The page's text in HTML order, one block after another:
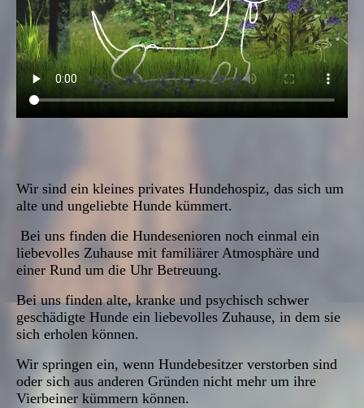
Wir sind ein kleines privates Hundehospiz, das sich um
alte und ungeliebte Hunde kümmert.
Bei uns finden die Hundesenioren noch einmal ein
liebevolles Zuhause mit familiärer Atmosphäre und
einer Rund um die Uhr Betreuung.
Bei uns finden alte, kranke und psychisch schwer
geschädigte Hunde ein liebevolles Zuhause, in dem sie
sich erholen können.
Wir springen ein, wenn Hundebesitzer verstorben sind
oder sich aus anderen Gründen nicht mehr um ihre
Vierbeiner kümmern können.